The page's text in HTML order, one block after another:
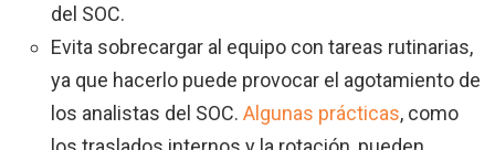
del SOC.
Evita sobrecargar al equipo con tareas rutinarias,
ya que hacerlo puede provocar el agotamiento de
los analistas del SOC. Algunas prácticas, como